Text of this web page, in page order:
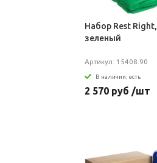
Набор Rest Right,
зеленый
Артикул: 15408.90
В наличии: есть
2 570 руб /шт